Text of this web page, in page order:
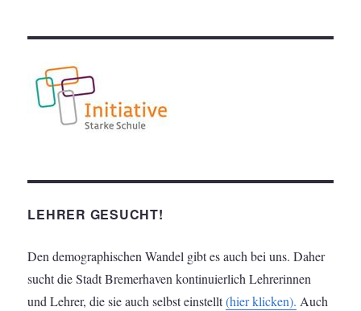
LEHRER GESUCHT!
Den demographischen Wandel gibt es auch bei uns. Daher
sucht die Stadt Bremerhaven kontinuierlich Lehrerinnen
und Lehrer, die sie auch selbst einstellt(hier klicken). Auch